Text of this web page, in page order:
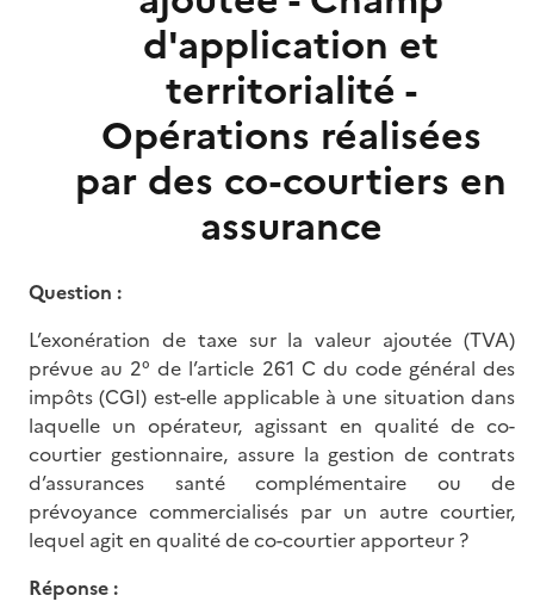
d'application et
territorialité -
Opérations réalisées
par des co-courtiers en
assurance
Question :
L’exonération de taxe sur la valeur ajoutée (TVA)
prévue au 2° de l’article 261 C du code général des
impôts (CGI) est-elle applicable à une situation dans
laquelle un opérateur, agissant en qualité de co-
courtier gestionnaire, assure la gestion de contrats
d’assurances santé complémentaire ou de
prévoyance commercialisés par un autre courtier,
lequel agit en qualité de co-courtier apporteur ?
Réponse :